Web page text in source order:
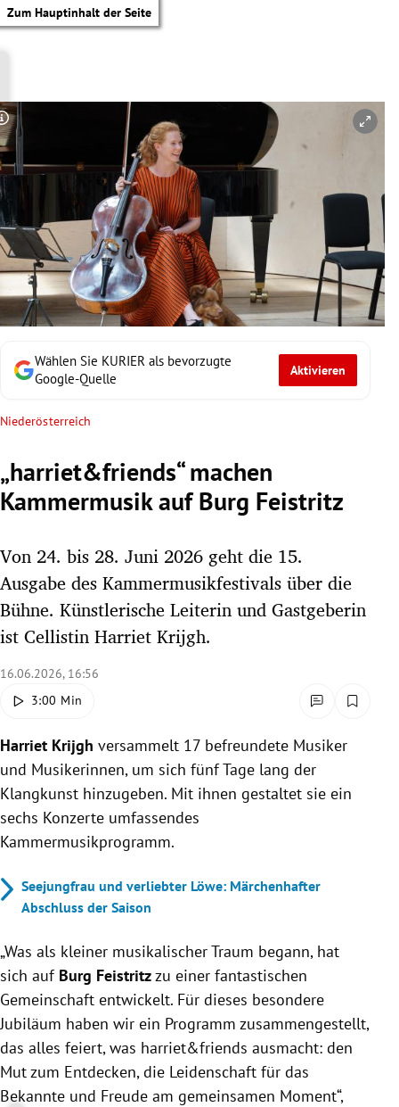
Zum Hauptinhalt der Seite
Untermenü
Untermenü
Untermenü
Untermenü
Untermenü
Untermenü
Untermenü
Untermenü
Untermenü
Wählen Sie KURIER als bevorzugte
Google-Quelle
Aktivieren
Niederösterreich
„harriet&friends“ machen
Kammermusik auf Burg Feistritz
Von 24. bis 28. Juni 2026 geht die 15.
Ausgabe des Kammermusikfestivals über die
Bühne. Künstlerische Leiterin und Gastgeberin
ist Cellistin Harriet Krijgh.
16.06.2026, 16:56
3:00 Min
Copyright-Hinweis öffnen/schließen
Harriet Krijgh versammelt 17 befreundete Musiker
und Musikerinnen, um sich fünf Tage lang der
Klangkunst hinzugeben. Mit ihnen gestaltet sie ein
sechs Konzerte umfassendes
Kammermusikprogramm.
Seejungfrau und verliebter Löwe: Märchenhafter
Abschluss der Saison
„Was als kleiner musikalischer Traum begann, hat
sich auf Burg Feistritzzu einer fantastischen
Gemeinschaft entwickelt. Für dieses besondere
Jubiläum haben wir ein Programm zusammengestellt,
das alles feiert, was harriet&friends ausmacht: den
Mut zum Entdecken, die Leidenschaft für das
Bekannte und Freude am gemeinsamen Moment“,